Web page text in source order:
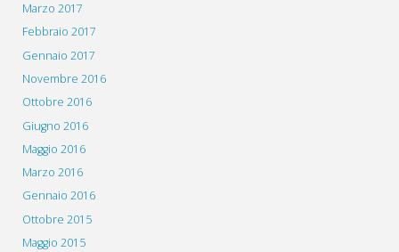
Marzo 2017
Febbraio 2017
Gennaio 2017
Novembre 2016
Ottobre 2016
Giugno 2016
Maggio 2016
Marzo 2016
Gennaio 2016
Ottobre 2015
Maggio 2015